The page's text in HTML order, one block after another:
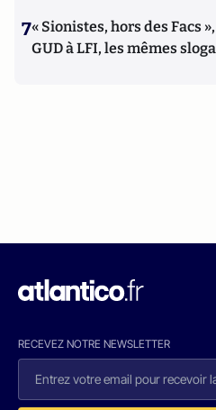
7« Sionistes, hors des Facs
GUD à LFI, les mêmes
RECEVEZ NOTRE NEWSLETTER